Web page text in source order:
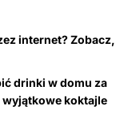
internet? Zobacz,
drinki w domu za
koktajle